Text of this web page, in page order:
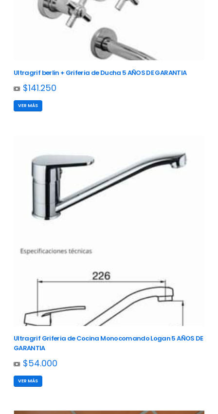
Ultragrif berlin + Griferia de Ducha 5 AÑOS DE GARANTIA
$141.250
VER MÁS
Ultragrif Griferia de Cocina Monocomando Logan 5 AÑOS DE
GARANTIA
$54.000
VER MÁS